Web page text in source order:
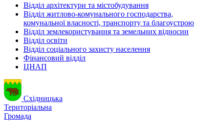
Відділ архітектури та містобудування
Відділ житлово-комунального господарства,
комунальної власності, транспорту та благоустрою
Відділ землекористування та земельних відносин
Відділ освіти
Відділ соціального захисту населення
Фінансовий відділ
ЦНАП
Східницька
Територіальна
Громада